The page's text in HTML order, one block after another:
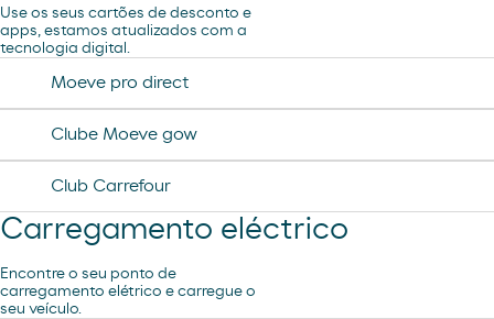
R´SPIRO
Lavagem Automática de automóveis
Aspiração
Use os seus cartões de desconto e
apps, estamos atualizados com a
tecnologia digital.
Moeve pro direct
Clube Moeve gow
Club Carrefour
Carregamento eléctrico
Encontre o seu ponto de
carregamento elétrico e carregue o
seu veículo.